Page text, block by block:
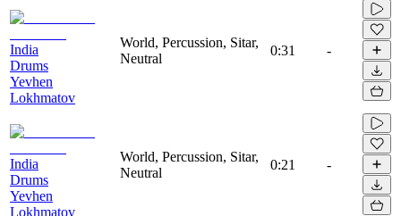
India
Drums
Yevhen
Lokhmatov
World, Percussion, Sitar,
Neutral
0:31 -
India
Drums
Yevhen
Lokhmatov
World, Percussion, Sitar,
Neutral
0:21 -